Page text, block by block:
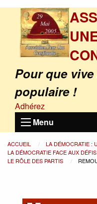
Pour que
populaire !
Adhérez
Menu
ACCUEIL
LA DÉMOCRATIE :
LA DÉMOCRATIE FACE AUX DÉFIS
LE RÔLE DES PARTIS